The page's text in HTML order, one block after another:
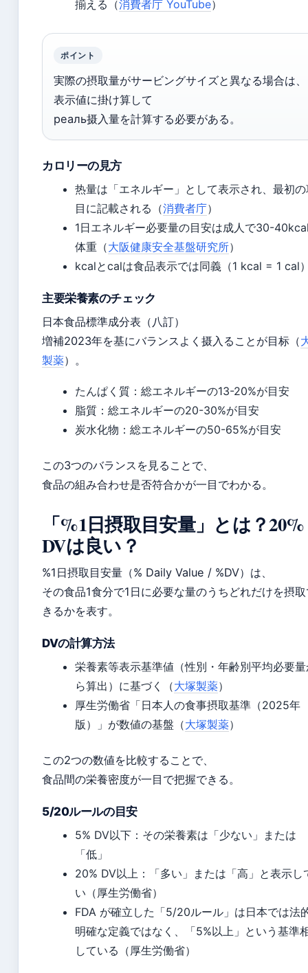
揃える（消費者庁 YouTube）
ポイント
実際の摂取量がサービングサイズと異なる場合は、
表示値に掛け算して
реаль摄入量を計算する必要がある。
カロリーの見方
热量は「エネルギー」として表示され、最初
目に記載される（消費者庁）
1日エネルギー必要量の目安は成人で30-
体重（大阪健康安全基盤研究所）
kcalとcalは食品表示では同義（1 kcal = 1 cal
主要栄養素のチェック
日本食品標準成分表（八訂）
増補2023年を基にバランスよく摄入ることが目标（
製薬）。
たんぱく質：総エネルギーの13-20%が目安
脂質：総エネルギーの20-30%が目安
炭水化物：総エネルギーの50-65%が目安
この3つのバランスを見ることで、
食品の組み合わせ是否符合かが一目でわかる。
「%1日摂取目安量」とは？20%
DVは良い？
%1日摂取目安量（% Daily Value / %DV）は、
その食品1食分で1日に必要な量のうちどれだけを摂
きるかを表す。
DVの計算方法
栄養素等表示基準値（性別・年齢別平均必要
ら算出）に基づく（大塚製薬）
厚生労働省「日本人の食事摂取基準（2025年
版）」が数値の基盤（大塚製薬）
この2つの数値を比較することで、
食品間の栄養密度が一目で把握できる。
5/20ルールの目安
5% DV以下：その栄養素は「少ない」または
「低」
20% DV以上：「多い」または「高」と表示し
い（厚生労働省）
FDA が確立した「5/20ルール」は日本では法
明確な定義ではなく、「5%以上」という基準
している（厚生労働省）